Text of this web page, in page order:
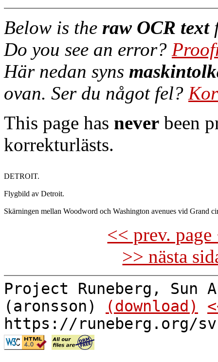
Below is the raw OCR text
Do you see an error?
Här nedan syns
ovan. Ser du något fel?
This page has never been
korrekturlästs.
DETROIT.
Flygbild av Detroit.
<< prev.
>> nästa
Project Runeberg, Sun
(aronsson)
(download)
https://runeberg.org/